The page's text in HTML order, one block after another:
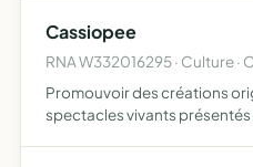
Cassiopee
RNA W332016295 · Culture ·
Promouvoir des créations
spectacles vivants